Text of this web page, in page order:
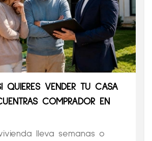
QUIERES VENDER TU CASA
COMPRADOR EN
lleva semanas o